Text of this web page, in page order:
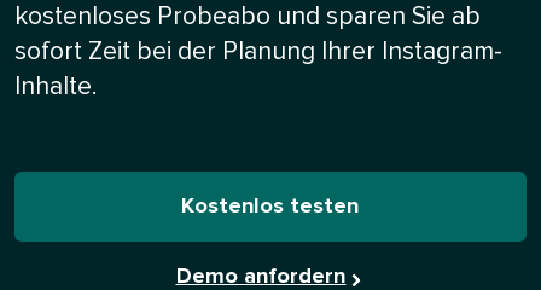
kostenloses Probeabo und sparen Sie ab
sofort Zeit bei der Planung Ihrer Instagram-
Inhalte.​​
Kostenlos testen​​
Demo anfordern​​